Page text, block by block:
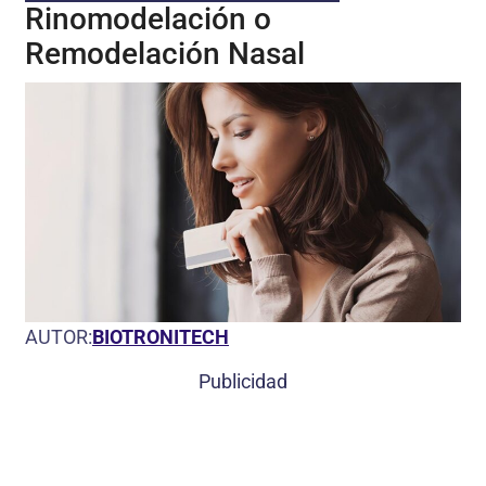
Rinomodelación o
Remodelación Nasal
AUTOR:BIOTRONITECH
Publicidad